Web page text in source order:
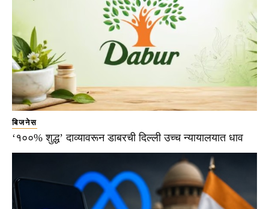
बिजनेस
‘१००% शुद्ध’ दाव्यावरून डाबरची दिल्ली उच्च न्यायालयात धाव